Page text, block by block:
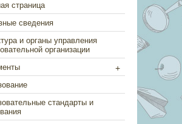
страница
сведения
и органы управления
организации
+
стандарты и